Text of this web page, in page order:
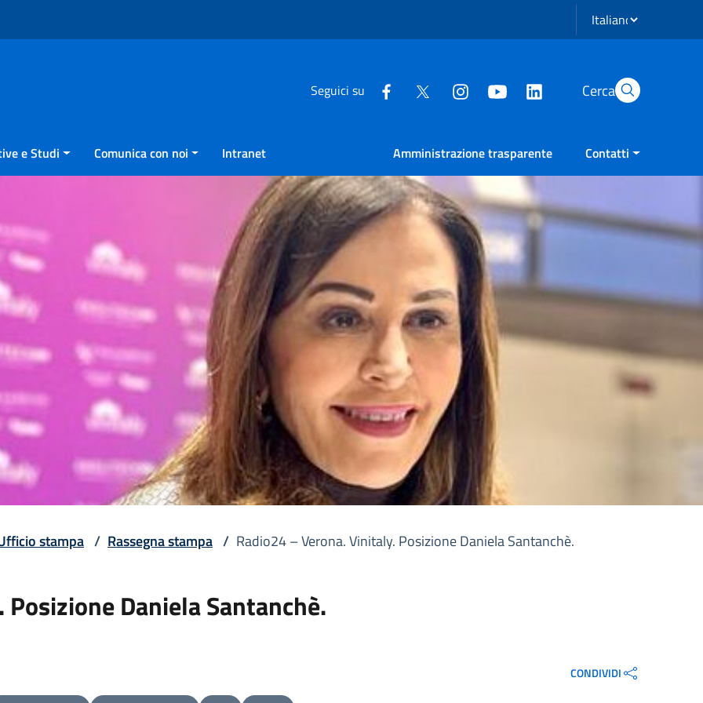
Seleziona lingua
Seguici su Cerca
e Studi Comunica con noi Intranet Amministrazione trasparente Contatti
stampa / Rassegna stampa / Radio24 – Verona. Vinitaly. Posizione Daniela Santanchè.
Daniela Santanchè.
CONDIVIDI